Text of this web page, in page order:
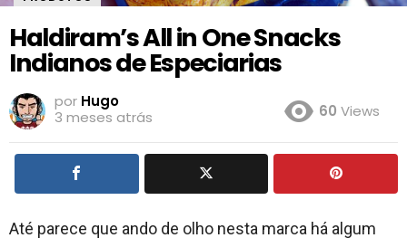
Haldiram’s All in One Snacks
Indianos de Especiarias
por Hugo
3 meses atrás
60 Views
Até parece que ando de olho nesta marca há algum